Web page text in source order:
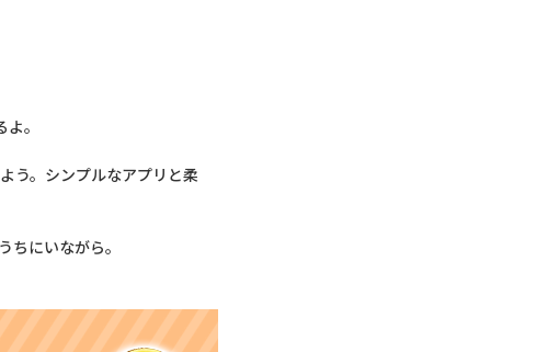
。
う。シンプルなアプリと柔
にいながら。